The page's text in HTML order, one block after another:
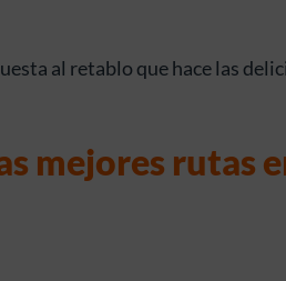
al retablo que hace las
mejores rutas